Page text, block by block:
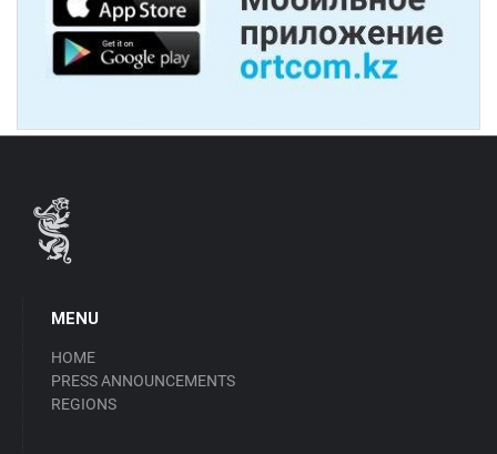
MENU
HOME
PRESS ANNOUNCEMENTS
REGIONS